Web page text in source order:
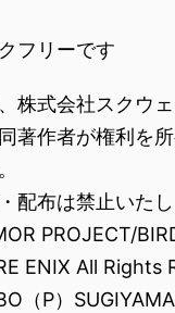
フリーです
株式会社スクウ
著作者が権利を
配布は禁止いたし
PROJECT/
ENIX All Rights
（P）